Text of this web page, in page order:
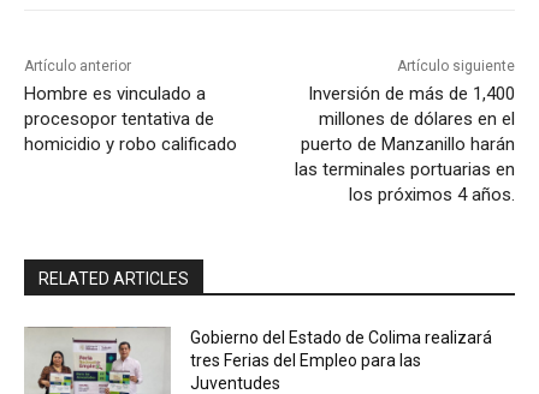
Artículo anterior
Hombre es vinculado a
procesopor tentativa de
homicidio y robo calificado
Artículo siguiente
Inversión de más de 1,400
millones de dólares en el
puerto de Manzanillo harán
las terminales portuarias en
los próximos 4 años.
RELATED ARTICLES
Gobierno del Estado de Colima realizará
tres Ferias del Empleo para las
Juventudes